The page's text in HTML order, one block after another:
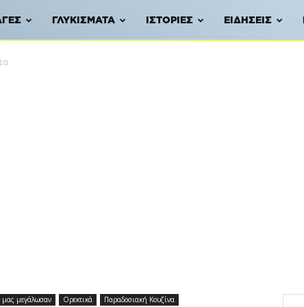
ΓΛΥΚΊΣΜΑΤΑ ΙΣΤΟΡΊΕΣ ΕΙΔΉΣΕΙΣ
μας μεγάλωσαν Ορεκτικά Παραδοσιακή Κουζίνα